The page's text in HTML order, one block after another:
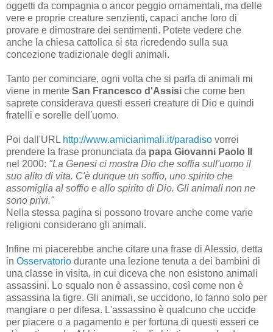
oggetti da compagnia o ancor peggio ornamentali, ma delle
vere e proprie creature senzienti, capaci anche loro di
provare e dimostrare dei sentimenti. Potete vedere che
anche la chiesa cattolica si sta ricredendo sulla sua
concezione tradizionale degli animali.
Tanto per cominciare, ogni volta che si parla di animali mi
viene in mente San Francesco d'Assisi che come ben
saprete considerava questi esseri creature di Dio e quindi
fratelli e sorelle dell'uomo.
Poi dall'URL http://www.amicianimali.it/paradiso vorrei
prendere la frase pronunciata da papa Giovanni Paolo II
nel 2000: "La Genesi ci mostra Dio che soffia sull'uomo il
suo alito di vita. C'è dunque un soffio, uno spirito che
assomiglia al soffio e allo spirito di Dio. Gli animali non ne
sono privi."
Nella stessa pagina si possono trovare anche come varie
religioni considerano gli animali.
Infine mi piacerebbe anche citare una frase di Alessio, detta
in Osservatorio durante una lezione tenuta a dei bambini di
una classe in visita, in cui diceva che non esistono animali
assassini. Lo squalo non è assassino, così come non è
assassina la tigre. Gli animali, se uccidono, lo fanno solo per
mangiare o per difesa. L'assassino è qualcuno che uccide
per piacere o a pagamento e per fortuna di questi esseri ce